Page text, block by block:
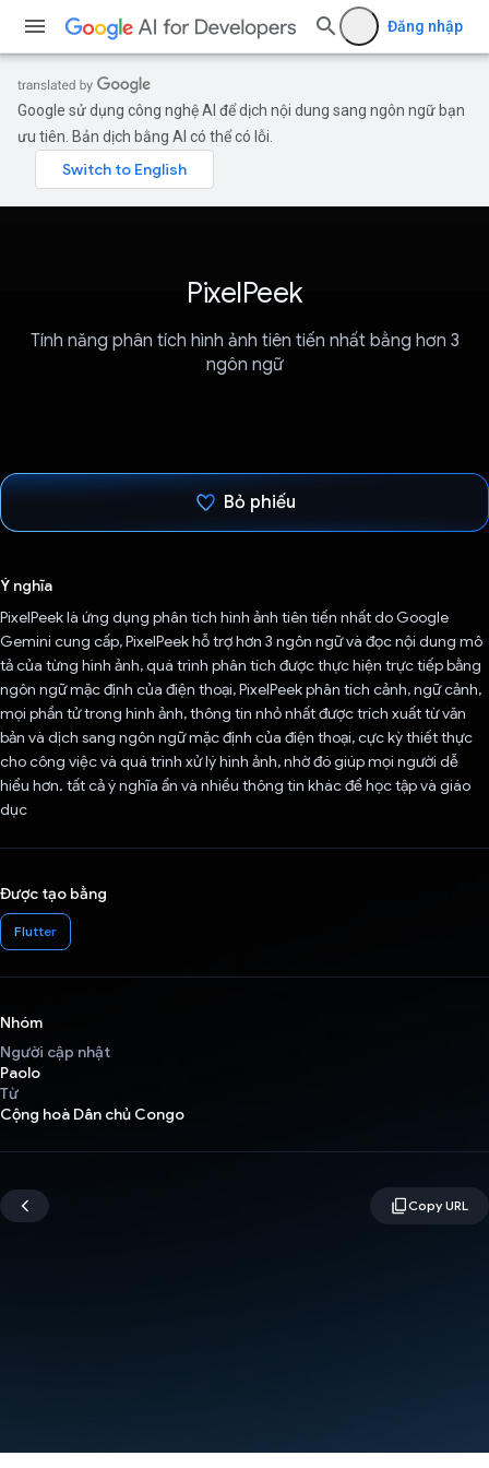
Đăng nhập
Google sử dụng công nghệ AI để dịch nội dung sang ngôn ngữ bạn
ưu tiên. Bản dịch bằng AI có thể có lỗi.
PixelPeek
Tính năng phân tích hình ảnh tiên tiến nhất bằng hơn 3
ngôn ngữ
Bỏ phiếu
Ý nghĩa
PixelPeek là ứng dụng phân tích hình ảnh tiên tiến nhất do Google
Gemini cung cấp, PixelPeek hỗ trợ hơn 3 ngôn ngữ và đọc nội dung mô
tả của từng hình ảnh, quá trình phân tích được thực hiện trực tiếp bằng
ngôn ngữ mặc định của điện thoại, PixelPeek phân tích cảnh, ngữ cảnh,
mọi phần tử trong hình ảnh, thông tin nhỏ nhất được trích xuất từ văn
bản và dịch sang ngôn ngữ mặc định của điện thoại, cực kỳ thiết thực
cho công việc và quá trình xử lý hình ảnh, nhờ đó giúp mọi người dễ
hiểu hơn. tất cả ý nghĩa ẩn và nhiều thông tin khác để học tập và giáo
dục
Được tạo bằng
Flutter
Nhóm
Người cập nhật
Paolo
Từ
Cộng hoà Dân chủ Congo